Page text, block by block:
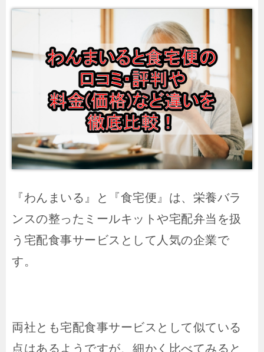
『わんまいる』と『食宅便』は、栄養バラ
ンスの整ったミールキットや宅配弁当を扱
う宅配食事サービスとして人気の企業で
す。
両社とも宅配食事サービスとして似ている
点はあるようですが、細かく比べてみると